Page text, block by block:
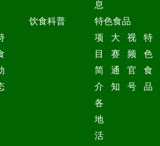
息
饮食科普
特色食品
项
目
简
介
大
赛
通
知
视
频
官
号
特
色
食
品
各
地
活